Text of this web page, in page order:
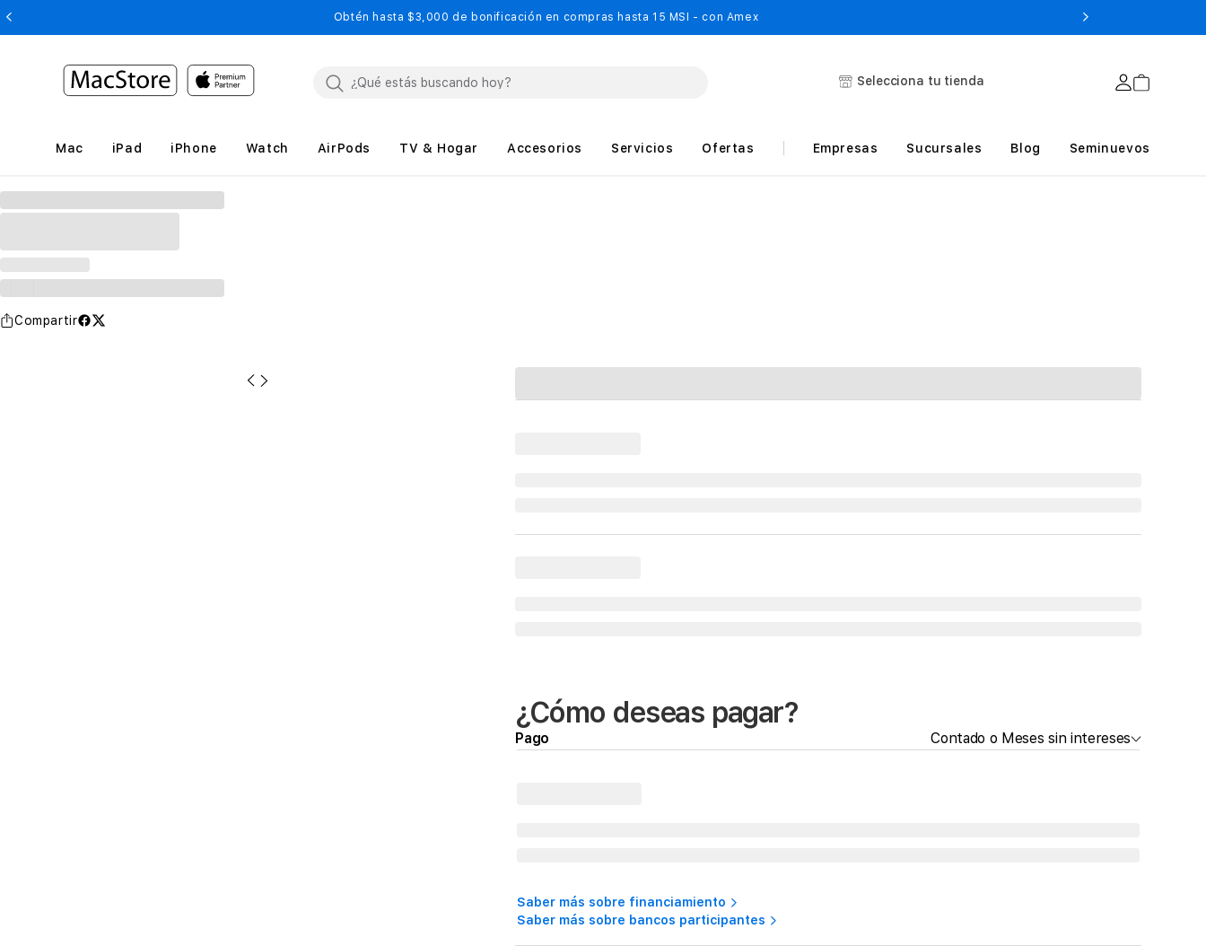
Obtén hasta $3,000 de bonificación en compras hasta 15 MSI - con Amex
Selecciona tu tienda
Mac iPad iPhone Watch AirPods TV & Hogar Accesorios Servicios Ofertas Empresas Sucursales Blog Seminuevos
Compartir
¿Cómo deseas pagar?
Pago Contado o Meses sin intereses
Saber más sobre financiamiento
Saber más sobre bancos participantes